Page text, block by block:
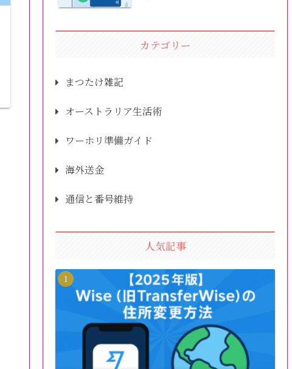
カテゴリー
まつたけ雑記
オーストラリア生活術
ワーホリ準備ガイド
海外送金
通信と番号維持
人気記事